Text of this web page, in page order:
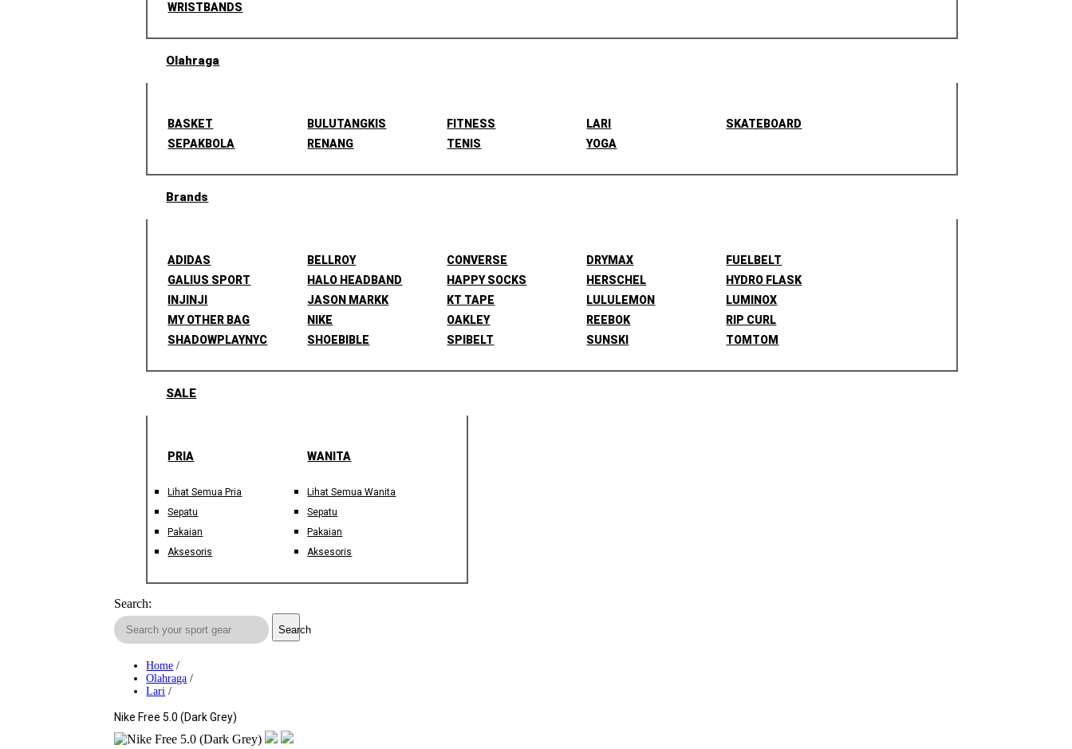
WRISTBANDS
Olahraga
BASKET BULUTANGKIS FITNESS LARI
SKATEBOARD
SEPAKBOLA
RENANG TENIS YOGA
Brands
ADIDAS BELLROY CONVERSE DRYMAX
FUELBELT
GALIUS SPORT
HALO HEADBAND HAPPY SOCKS HERSCHEL
HYDRO FLASK
INJINJI
JASON MARKK KT TAPE LULULEMON
LUMINOX
MY OTHER BAG
NIKE OAKLEY REEBOK
RIP CURL
SHADOWPLAYNYC
SHOEBIBLE SPIBELT SUNSKI TOMTOM
SALE
PRIA
Lihat Semua Pria
Sepatu
Pakaian
Aksesoris
WANITA
Lihat Semua Wanita
Sepatu
Pakaian
Aksesoris
Search:
Search
Home /
Olahraga /
Lari /
Nike Free 5.0 (Dark Grey)